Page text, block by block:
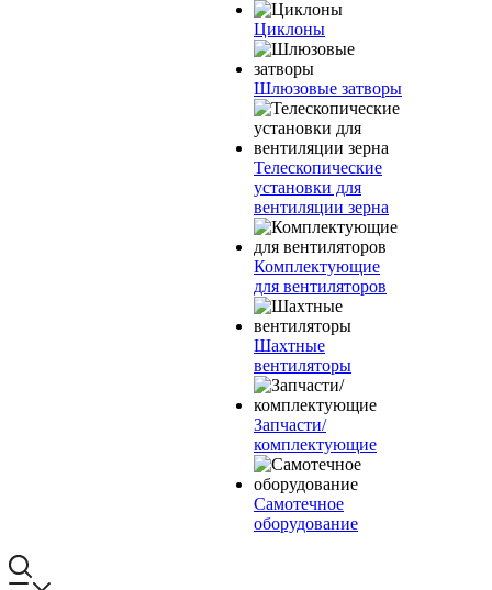
Циклоны
Шлюзовые затворы
Телескопические
установки для
вентиляции зерна
Комплектующие
для вентиляторов
Шахтные
вентиляторы
Запчасти/
комплектующие
Самотечное
оборудование